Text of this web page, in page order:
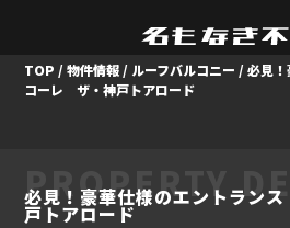
TOP /物件情報 / ルーフバルコニー /必見
コーレ ザ・神戸トアロード
PROPERTY
必見！豪華仕様のエントラン
戸トアロード